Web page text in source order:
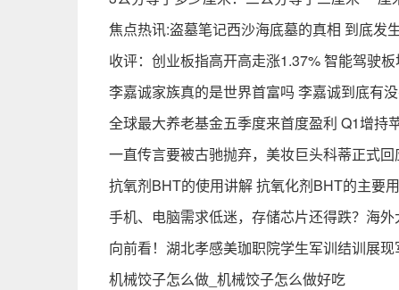
焦点热讯:盗墓笔记西沙海底墓的真相 到底发
收评：创业板指高开高走涨1.37% 智能驾驶
李嘉诚家族真的是世界首富吗 李嘉诚到底有
全球最大养老基金五季度来首度盈利 Q1增持
一直传言要被古驰抛弃，美妆巨头科蒂正式
抗氧剂BHT的使用讲解 抗氧化剂BHT的主要
手机、电脑需求低迷，存储芯片还得跌？海
向前看！湖北孝感美珈职院学生军训结训展现
机械饺子怎么做_机械饺子怎么做好吃